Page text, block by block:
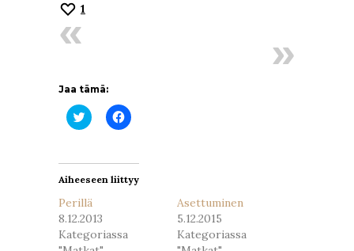
1
Jaa tämä:
Jaa
Twitterissä(Avautuu
Jaa
Facebookissa(Avautuu
Aiheeseen liittyy
Perillä
8.12.2013
Kategoriassa
Asettuminen
5.12.2015
Kategoriassa